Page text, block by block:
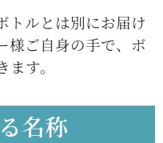
トルとは別にお届け
様ご自身の手で、ボ
す。
名称